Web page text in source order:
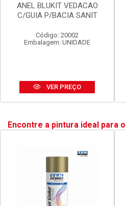
ANEL BLUKIT VEDACAO
C/GUIA P/BACIA SANIT
Código: 20002
Embalagem: UNIDADE
VER PREÇO
Encontre a pintura ideal para